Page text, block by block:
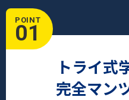
POINT
01
トライ式
完全マン